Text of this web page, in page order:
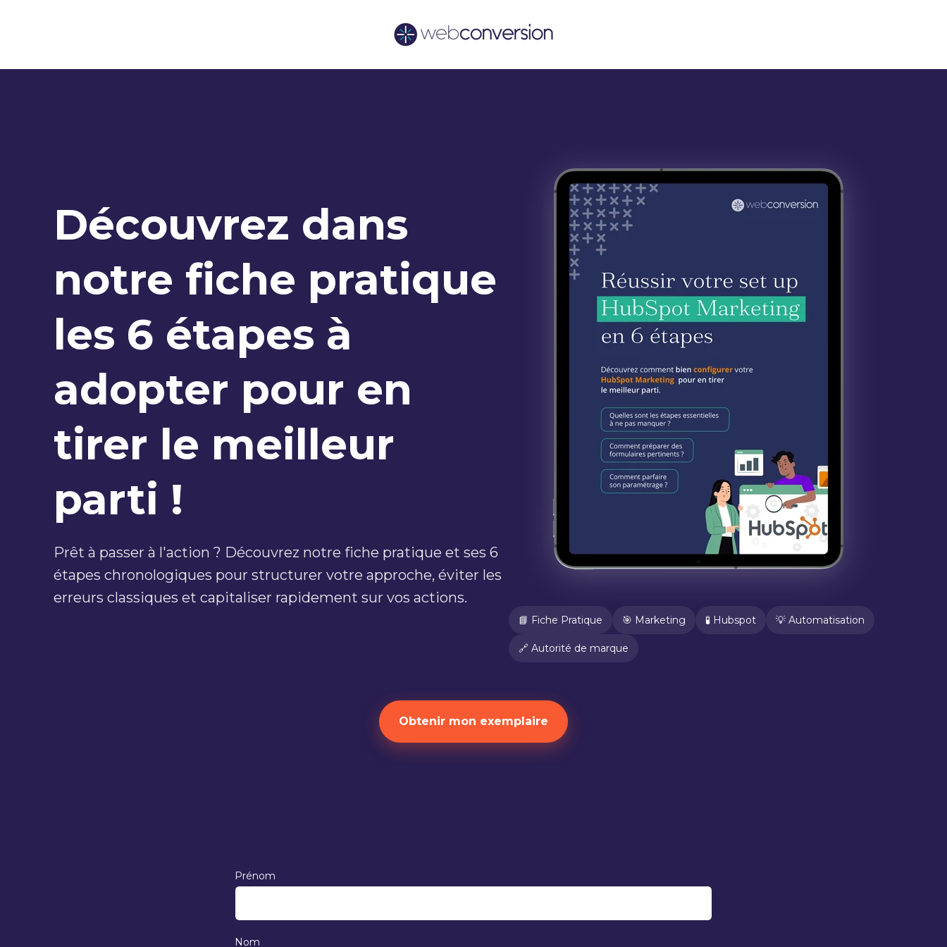
Découvrez dans
notre fiche pratique
les 6 étapes à
adopter pour en
tirer le meilleur
parti !
Prêt à passer à l'action ? Découvrez notre fiche pratique et ses 6
étapes chronologiques pour structurer votre approche, éviter les
erreurs classiques et capitaliser rapidement sur vos actions.
📘 Fiche Pratique 🎯 Marketing 🧪 Hubspot 💡 Automatisation
🔗 Autorité de marque
Obtenir mon exemplaire
Prénom
Nom